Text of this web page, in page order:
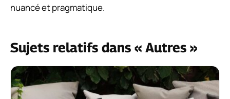
nuancé et pragmatique.
Sujets relatifs dans « Autres »